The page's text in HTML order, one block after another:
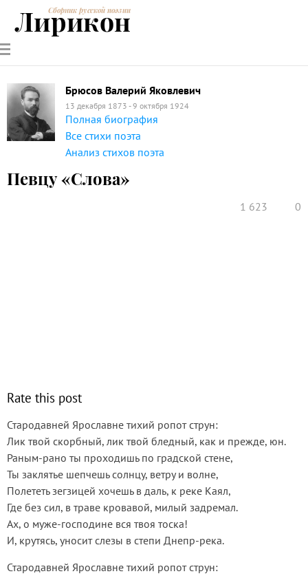
РУССКИЕ
ПОЭТЫ
СОВРЕМЕННИКИЭНЦИКЛОПЕДИЯ
ПОЭЗИИ
Сборник русской поэзии
Лирикон
Брюсов Валерий Яковлевич
13 декабря 1873 - 9 октября 1924
Полная биография
Все стихи поэта
Анализ стихов поэта
Певцу «Слова»
1 623 0
Rate this post
Стародавней Ярославне тихий ропот струн:
Лик твой скорбный, лик твой бледный, как и прежде, юн.
Раным-рано ты проходишь по градской стене,
Ты заклятье шепчешь солнцу, ветру и волне,
Полететь зегзицей хочешь в даль, к реке Каял,
Где без сил, в траве кровавой, милый задремал.
Ах, о муже-господине вся твоя тоска!
И, крутясь, уносит слезы в степи Днепр-река.
Стародавней Ярославне тихий ропот струн: